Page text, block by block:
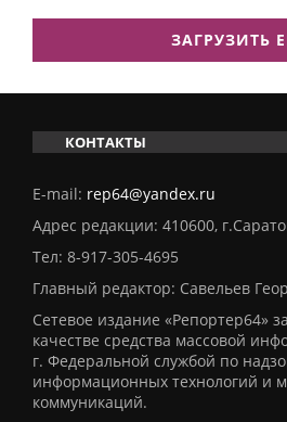
ЗАГРУЗИТЬ
КОНТАКТЫ
E-mail: rep64@yandex.ru
Адрес редакции: 410600,
Тел: 8-917-305-4695
Главный редактор: Савельев
Сетевое издание «Репортер64»
качестве средства массовой
г. Федеральной службой по
информационных технологий и
коммуникаций.